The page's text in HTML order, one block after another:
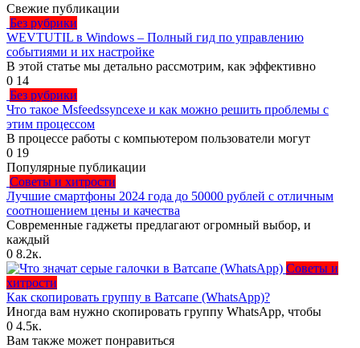
Свежие публикации
Без рубрики
WEVTUTIL в Windows – Полный гид по управлению
событиями и их настройке
В этой статье мы детально рассмотрим, как эффективно
0 14
Без рубрики
Что такое Msfeedssyncexe и как можно решить проблемы с
этим процессом
В процессе работы с компьютером пользователи могут
0 19
Популярные публикации
Советы и хитрости
Лучшие смартфоны 2024 года до 50000 рублей с отличным
соотношением цены и качества
Современные гаджеты предлагают огромный выбор, и
каждый
0 8.2к.
Советы и
хитрости
Как скопировать группу в Ватсапе (WhatsApp)?
Иногда вам нужно скопировать группу WhatsApp, чтобы
0 4.5к.
Вам также может понравиться